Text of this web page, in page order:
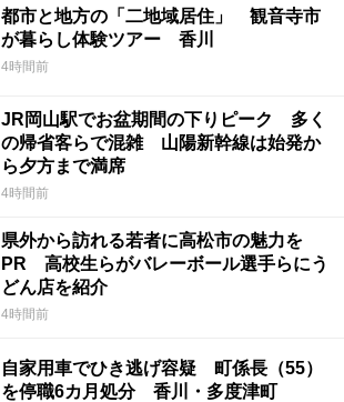
都市と地方の「二地域居住」 観音寺市
が暮らし体験ツアー 香川
4時間前
JR岡山駅でお盆期間の下りピーク 多く
の帰省客らで混雑 山陽新幹線は始発か
ら夕方まで満席
4時間前
県外から訪れる若者に高松市の魅力を
PR 高校生らがバレーボール選手らにう
どん店を紹介
4時間前
自家用車でひき逃げ容疑 町係長（55）
を停職6カ月処分 香川・多度津町